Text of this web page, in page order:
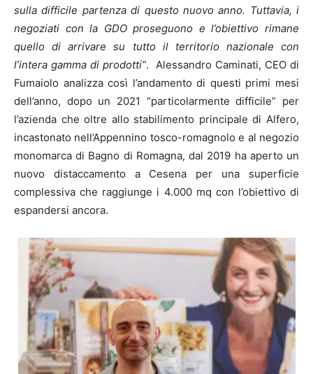
sulla difficile partenza di questo nuovo anno. Tuttavia, i
negoziati con la GDO proseguono e l’obiettivo rimane
quello di arrivare su tutto il territorio nazionale con
l’intera gamma di prodotti”. Alessandro Caminati, CEO di
Fumaiolo analizza così l’andamento di questi primi mesi
dell’anno, dopo un 2021 “particolarmente difficile” per
l’azienda che oltre allo stabilimento principale di Alfero,
incastonato nell’Appennino tosco-romagnolo e al negozio
monomarca di Bagno di Romagna, dal 2019 ha aperto un
nuovo distaccamento a Cesena per una superficie
complessiva che raggiunge i 4.000 mq con l’obiettivo di
espandersi ancora.